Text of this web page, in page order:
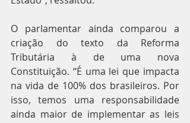
O parlamentar ainda comparou a
criação do texto da Reforma
Tributária à de uma nova
Constituição. “É uma lei que impacta
na vida de 100% dos brasileiros. Por
isso, temos uma responsabilidade
ainda maior de implementar as leis